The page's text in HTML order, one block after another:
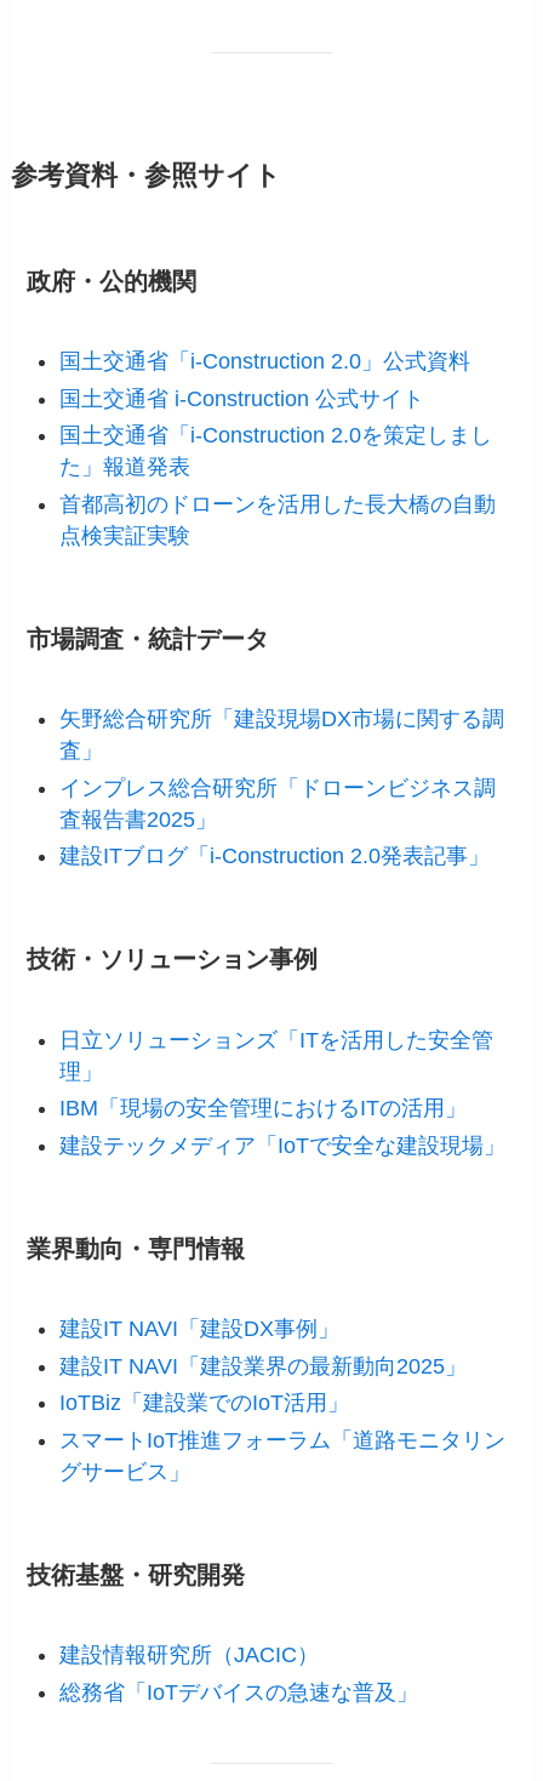
参考資料・参照サイト
政府・公的機関
国土交通省「i-Construction 2.0」公式資料
国土交通省 i-Construction 公式サイト
国土交通省「i-Construction 2.0を策定しまし
た」報道発表
首都高初のドローンを活用した長大橋の自動
点検実証実験
市場調査・統計データ
矢野総合研究所「建設現場DX市場に関する調
査」
インプレス総合研究所「ドローンビジネス調
査報告書2025」
建設ITブログ「i-Construction 2.0発表記事」
技術・ソリューション事例
日立ソリューションズ「ITを活用した安全管
理」
IBM「現場の安全管理におけるITの活用」
建設テックメディア「IoTで安全な建設現場」
業界動向・専門情報
建設IT NAVI「建設DX事例」
建設IT NAVI「建設業界の最新動向2025」
IoTBiz「建設業でのIoT活用」
スマートIoT推進フォーラム「道路モニタリン
グサービス」
技術基盤・研究開発
建設情報研究所（JACIC）
総務省「IoTデバイスの急速な普及」